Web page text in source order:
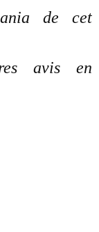
de cet
avis en